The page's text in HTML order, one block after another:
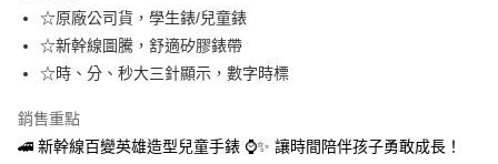
免運費
離島宅配-常溫商品
免運費
☆原廠公司貨，學生錶/兒童錶
☆新幹線圖騰，舒適矽膠錶帶
☆時、分、秒大三針顯示，數字時標
銷售重點
🚄 新幹線百變英雄造型兒童手錶 ⌚✨ 讓時間陪伴孩子勇敢成長！